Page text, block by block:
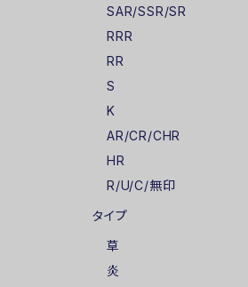
SAR/SSR/SR
RRR
RR
S
K
AR/CR/CHR
HR
R/U/C/無印
タイプ
草
炎